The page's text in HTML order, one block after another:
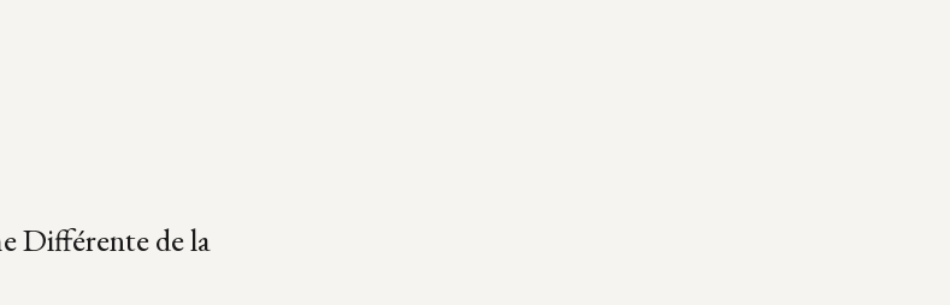
Différente de la